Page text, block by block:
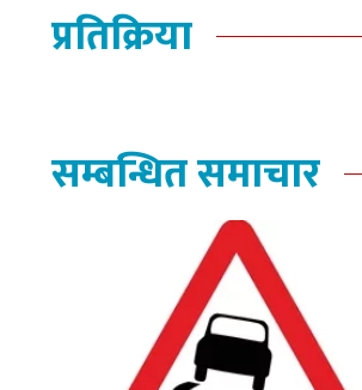
प्रतिक्रिया
सम्बन्धित समाचार